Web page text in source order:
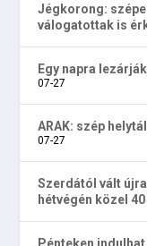
Jégkorong:
válogatottak is
Egy napra
07-27
ARAK: szép
07-27
Szerdától vált
hétvégén közel